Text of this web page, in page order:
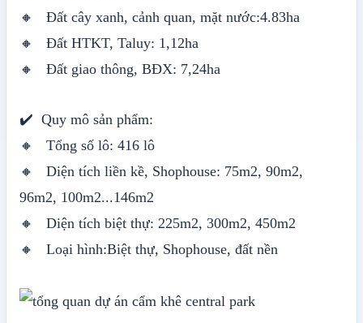
🔸 Đất cây xanh, cảnh quan, mặt nước:4.83ha
🔸 Đất HTKT, Taluy: 1,12ha
🔸 Đất giao thông, BĐX: 7,24ha
✔️ Quy mô sản phẩm:
🔸 Tổng số lô: 416 lô
🔸 Diện tích liền kề, Shophouse: 75m2, 90m2,
96m2, 100m2...146m2
🔸 Diện tích biệt thự: 225m2, 300m2, 450m2
🔸 Loại hình:Biệt thự, Shophouse, đất nền